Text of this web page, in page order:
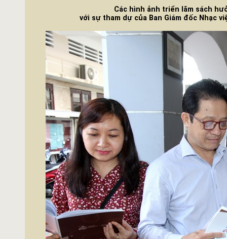
Các hình ảnh triển lãm sách
với sự tham dự của Ban Giám đốc Nhạc